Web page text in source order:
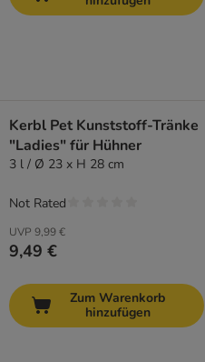
Kerbl Pet Kunststoff-Tränke
"Ladies" für Hühner
3 l / Ø 23 x H 28 cm
UVP 9,99 €
9,49 €
Not Rated
Zum Warenkorb
hinzufügen